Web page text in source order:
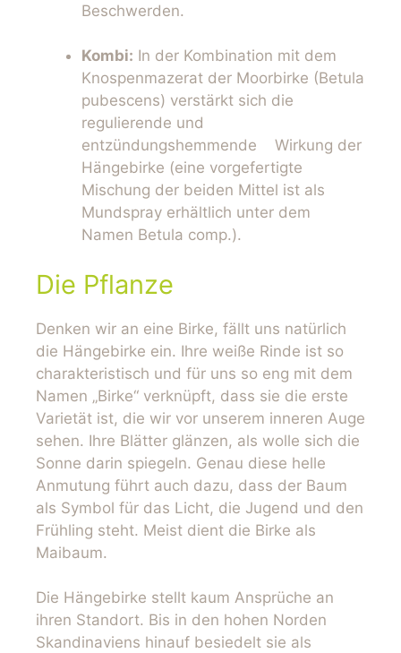
Beschwerden.
Kombi: In der Kombination mit dem
Knospenmazerat der Moorbirke (Betula
pubescens) verstärkt sich die
regulierende und
entzündungshemmende Wirkung der
Hängebirke (eine vorgefertigte
Mischung der beiden Mittel ist als
Mundspray erhältlich unter dem
Namen Betula comp.).
Die Pflanze
Denken wir an eine Birke, fällt uns natürlich
die Hängebirke ein. Ihre weiße Rinde ist so
charakteristisch und für uns so eng mit dem
Namen „Birke“ verknüpft, dass sie die erste
Varietät ist, die wir vor unserem inneren Auge
sehen. Ihre Blätter glänzen, als wolle sich die
Sonne darin spiegeln. Genau diese helle
Anmutung führt auch dazu, dass der Baum
als Symbol für das Licht, die Jugend und den
Frühling steht. Meist dient die Birke als
Maibaum.
Die Hängebirke stellt kaum Ansprüche an
ihren Standort. Bis in den hohen Norden
Skandinaviens hinauf besiedelt sie als